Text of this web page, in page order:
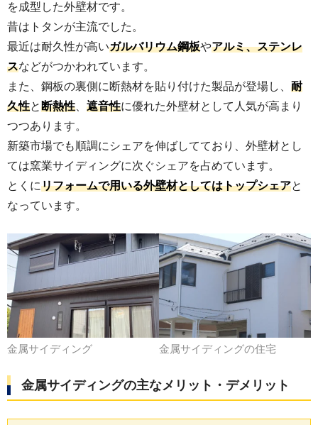
を成型した外壁材です。
昔はトタンが主流でした。
最近は耐久性が高いガルバリウム鋼板やアルミ、ステンレ
スなどがつかわれています。
また、鋼板の裏側に断熱材を貼り付けた製品が登場し、 耐
久性と断熱性 遮音性に優れた外壁材として人気が高まり
つつあります。
新築市場でも順調にシェアを伸ばしてており、外壁材とし
ては窯業サイディングに次ぐシェアを占めています。
とくにリフォームで用いる外壁材としてはトップシェアと
なっています。
金属サイディング 金属サイディングの住宅
金属サイディングの主なメリット・デメリット